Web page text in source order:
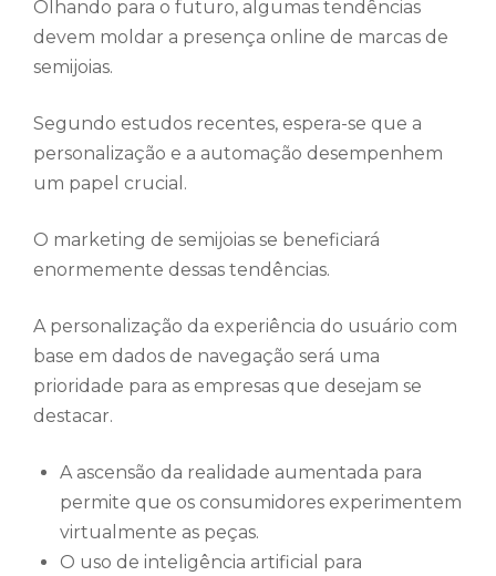
Olhando para o futuro, algumas tendências
devem moldar a presença online de marcas de
semijoias.
Segundo estudos recentes, espera-se que a
personalização e a automação desempenhem
um papel crucial.
O marketing de semijoias se beneficiará
enormemente dessas tendências.
A personalização da experiência do usuário com
base em dados de navegação será uma
prioridade para as empresas que desejam se
destacar.
A ascensão da realidade aumentada para
permite que os consumidores experimentem
virtualmente as peças.
O uso de inteligência artificial para